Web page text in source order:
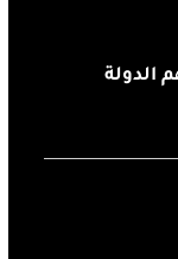
الدولة